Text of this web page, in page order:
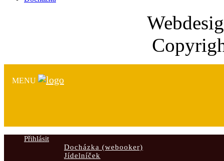
MENU
Přihlásit
Docházka (webooker)
Jídelníček